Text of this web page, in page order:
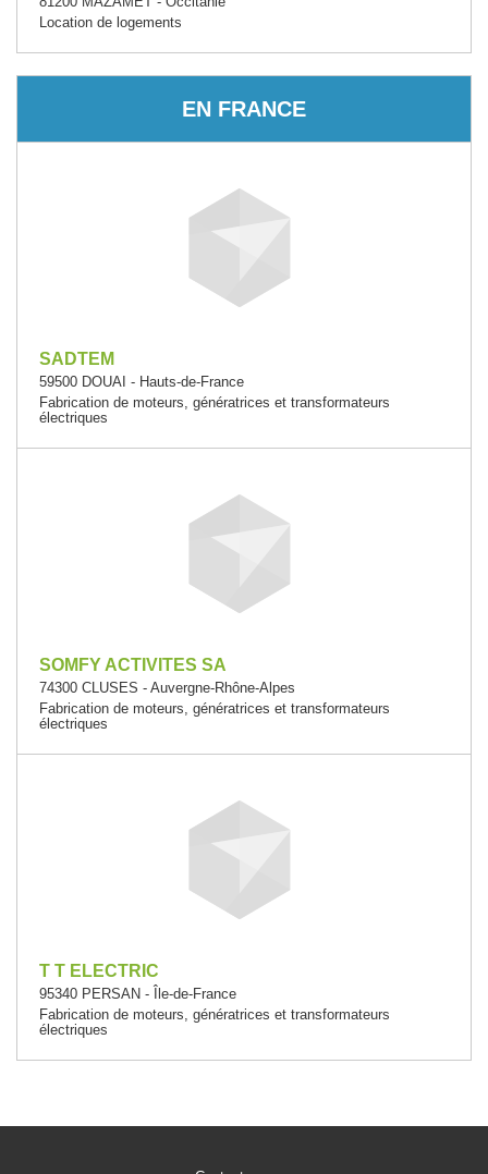
Location de logements
EN FRANCE
SADTEM
59500 DOUAI - Hauts-de-France
Fabrication de moteurs, génératrices et transformateurs
électriques
SOMFY ACTIVITES SA
74300 CLUSES - Auvergne-Rhône-Alpes
Fabrication de moteurs, génératrices et transformateurs
électriques
T T ELECTRIC
95340 PERSAN - Île-de-France
Fabrication de moteurs, génératrices et transformateurs
électriques